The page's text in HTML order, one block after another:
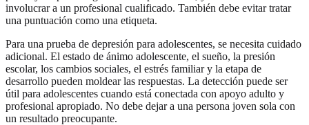
involucrar a un profesional cualificado. También debe evitar tratar
una puntuación como una etiqueta.
Para una prueba de depresión para adolescentes, se necesita cuidado
adicional. El estado de ánimo adolescente, el sueño, la presión
escolar, los cambios sociales, el estrés familiar y la etapa de
desarrollo pueden moldear las respuestas. La detección puede ser
útil para adolescentes cuando está conectada con apoyo adulto y
profesional apropiado. No debe dejar a una persona joven sola con
un resultado preocupante.